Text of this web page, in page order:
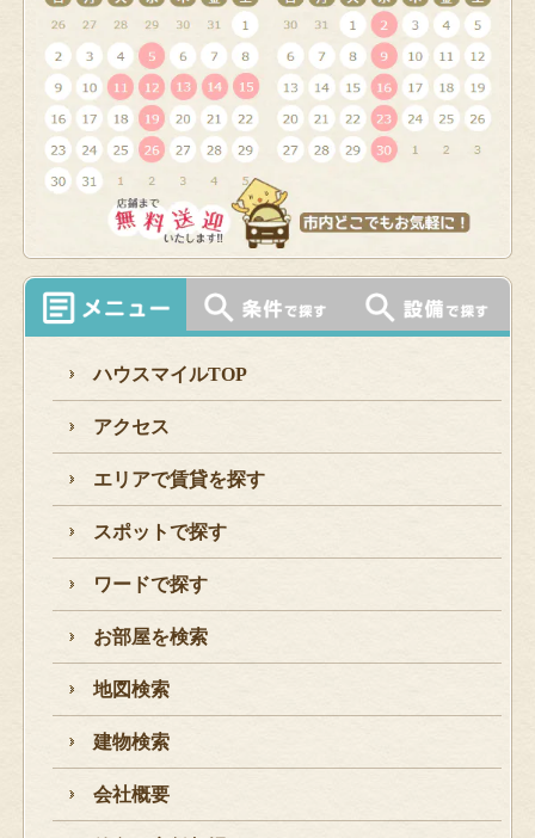
ハウスマイルTOP
アクセス
エリアで賃貸を探す
スポットで探す
ワードで探す
お部屋を検索
地図検索
建物検索
会社概要